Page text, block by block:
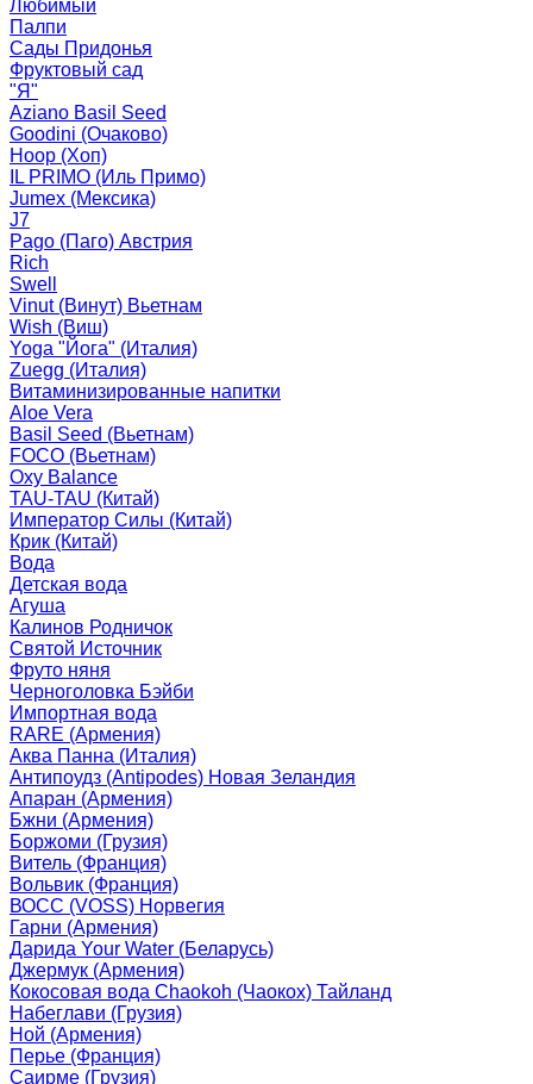
Любимый
Палпи
Сады Придонья
Фруктовый сад
"Я"
Aziano Basil Seed
Goodini (Очаково)
Hoop (Хоп)
IL PRIMO (Иль Примо)
Jumex (Мексика)
J7
Pago (Паго) Австрия
Rich
Swell
Vinut (Винут) Вьетнам
Wish (Виш)
Yoga "Йога" (Италия)
Zuegg (Италия)
Витаминизированные напитки
Aloe Vera
Basil Seed (Вьетнам)
FOCO (Вьетнам)
Oxy Balance
TAU-TAU (Китай)
Император Силы (Китай)
Крик (Китай)
Вода
Детская вода
Агуша
Калинов Родничок
Святой Источник
Фруто няня
Черноголовка Бэйби
Импортная вода
RARE (Армения)
Аква Панна (Италия)
Антипоудз (Antipodes) Новая Зеландия
Апаран (Армения)
Бжни (Армения)
Боржоми (Грузия)
Витель (Франция)
Вольвик (Франция)
ВОСС (VOSS) Норвегия
Гарни (Армения)
Дарида Your Water (Беларусь)
Джермук (Армения)
Кокосовая вода Chaokoh (Чаокох) Тайланд
Набеглави (Грузия)
Ной (Армения)
Перье (Франция)
Саирме (Грузия)